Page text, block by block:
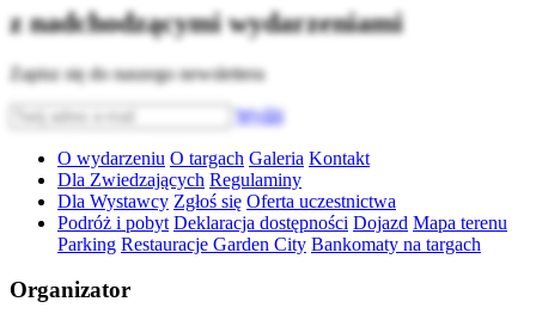
z nadchodzącymi wydarzeniami
Zapisz się do naszego newslettera
Wyślij
O wydarzeniu O targach Galeria Kontakt
Dla Zwiedzających Regulaminy
Dla Wystawcy Zgłoś się Oferta uczestnictwa
Podróż i pobyt Deklaracja dostępności Dojazd Mapa terenu
Parking Restauracje Garden City Bankomaty na targach
Organizator